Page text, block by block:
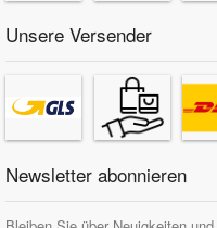
Unsere Versender
Newsletter abonnieren